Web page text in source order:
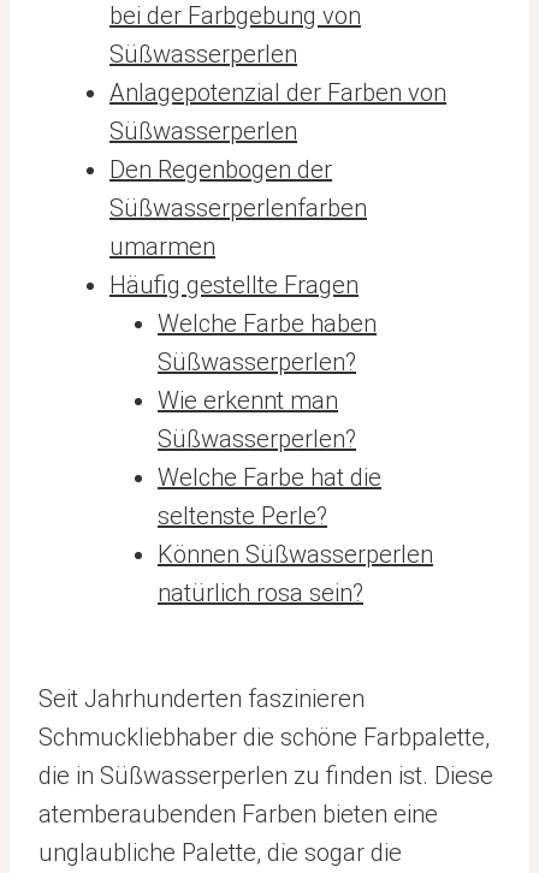
bei der Farbgebung von
Süßwasserperlen
Anlagepotenzial der Farben von
Süßwasserperlen
Den Regenbogen der
Süßwasserperlenfarben
umarmen
Häufig gestellte Fragen
Welche Farbe haben
Süßwasserperlen?
Wie erkennt man
Süßwasserperlen?
Welche Farbe hat die
seltenste Perle?
Können Süßwasserperlen
natürlich rosa sein?
Seit Jahrhunderten faszinieren
Schmuckliebhaber die schöne Farbpalette,
die in Süßwasserperlen zu finden ist. Diese
atemberaubenden Farben bieten eine
unglaubliche Palette, die sogar die